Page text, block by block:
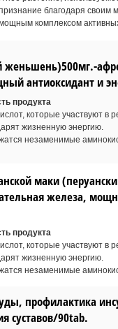
благодаря своим
комплексом
женьшень)500мг.-
антиоксидант и
продукта
которые участвуют в
жизненную энергию.
незаменимые
маки
железа,
продукта
которые участвуют в
жизненную энергию.
незаменимые
профилактика
суставов/90tab.